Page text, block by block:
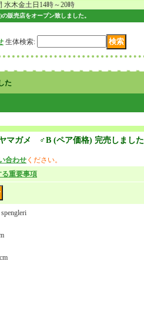
金土日14時～20時
販売店をオープン致しました。
生体検索:
た
マガメ ♂B (ペア価格) 完売しました
合わせ ください。
重要事項